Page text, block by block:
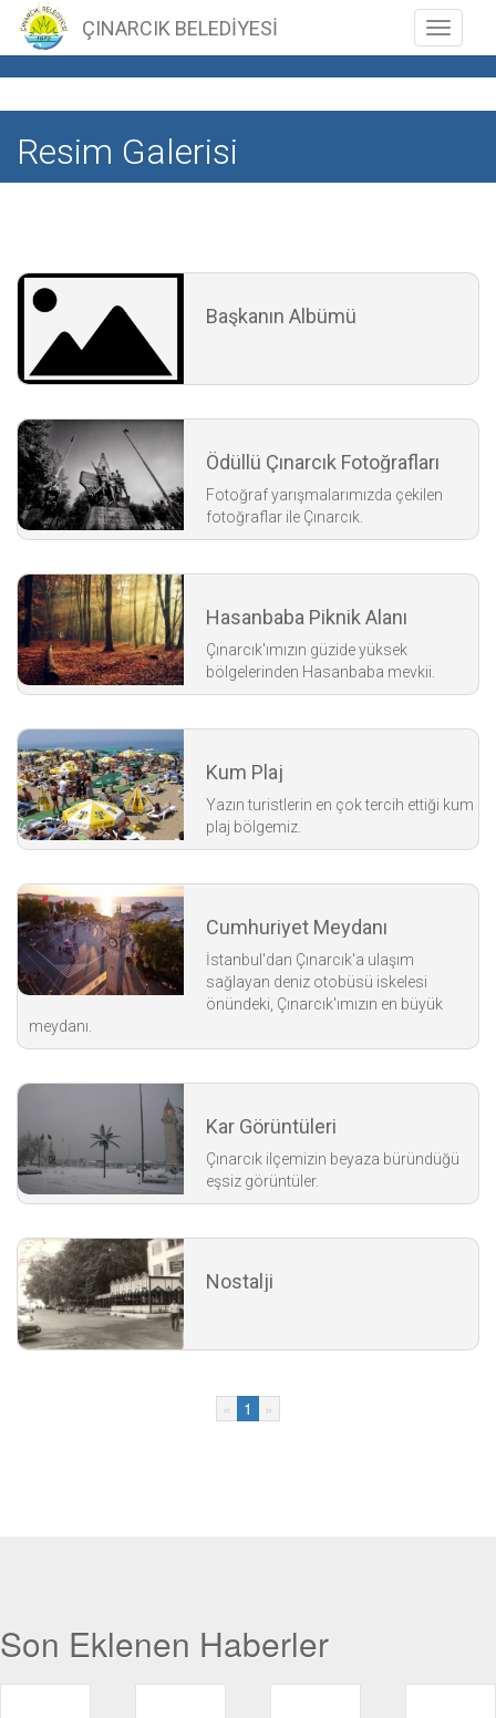
Toggle
ÇINARCIK BELEDİYESİ
Resim Galerisi
Başkanın Albümü
Ödüllü Çınarcık Fotoğrafları
Fotoğraf yarışmalarımızda çekilen
fotoğraflar ile Çınarcık.
Hasanbaba Piknik Alanı
Çınarcık'ımızın güzide yüksek
bölgelerinden Hasanbaba mevkii.
Kum Plaj
Yazın turistlerin en çok tercih ettiği kum
plaj bölgemiz.
Cumhuriyet Meydanı
İstanbul'dan Çınarcık'a ulaşım
sağlayan deniz otobüsü iskelesi
önündeki, Çınarcık'ımızın en büyük
meydanı.
Kar Görüntüleri
Çınarcık ilçemizin beyaza büründüğü
eşsiz görüntüler.
Nostalji
« 1 »
Son Eklenen Haberler